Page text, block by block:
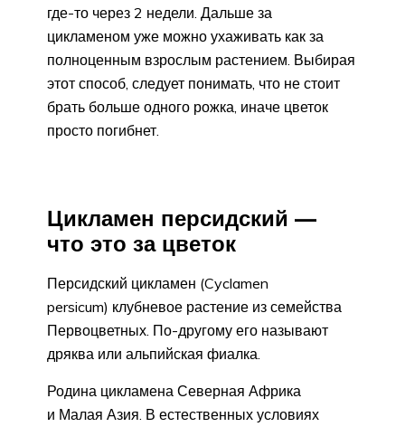
где-то через 2 недели. Дальше за
цикламеном уже можно ухаживать как за
полноценным взрослым растением. Выбирая
этот способ, следует понимать, что не стоит
брать больше одного рожка, иначе цветок
просто погибнет.
Цикламен персидский —
что это за цветок
Персидский цикламен (Cyclamen
persicum) клубневое растение из семейства
Первоцветных. По-другому его называют
дряква или альпийская фиалка.
Родина цикламена Северная Африка
и Малая Азия. В естественных условиях